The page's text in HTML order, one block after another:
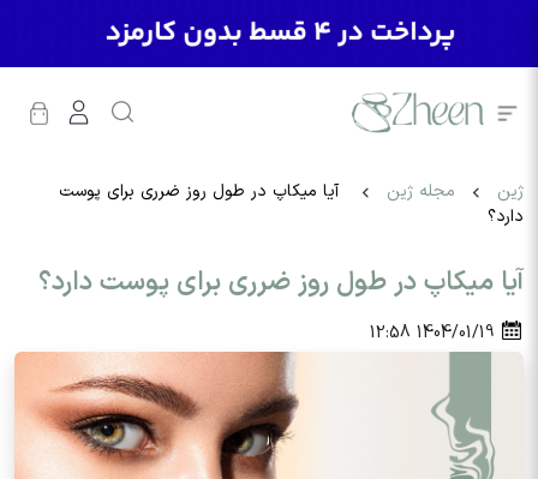
ژین مجله ژین
آیا میکاپ در طول روز ضرری برای پوست
دارد؟
آیا میکاپ در طول روز ضرری برای پوست دارد؟
1404/01/19
12:58